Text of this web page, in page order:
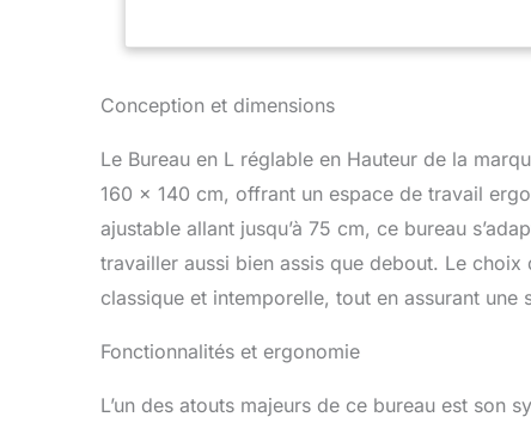
robuste et
obstacle
opposée
quotidien
crochets
câbles,ce
quotidien.
Conception et dimensions
Le Bureau en L réglable en Hauteur de la
160 x 140 cm, offrant un espace de travail
ajustable allant jusqu’à 75 cm, ce bureau
travailler aussi bien assis que debout. Le
classique et intemporelle, tout en assurant une
Fonctionnalités et ergonomie
L’un des atouts majeurs de ce bureau est son